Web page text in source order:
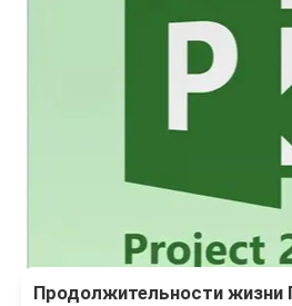
Продолжительности жизни